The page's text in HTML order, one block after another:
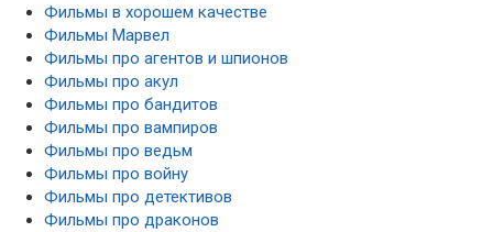
Фильмы в хорошем качестве
Фильмы Марвел
Фильмы про агентов и шпионов
Фильмы про акул
Фильмы про бандитов
Фильмы про вампиров
Фильмы про ведьм
Фильмы про войну
Фильмы про детективов
Фильмы про драконов